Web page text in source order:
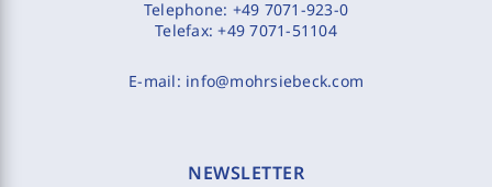
Telephone: +49 7071-923-0
Telefax:+49 7071-51104
E-mail: info@mohrsiebeck.com
NEWSLETTER